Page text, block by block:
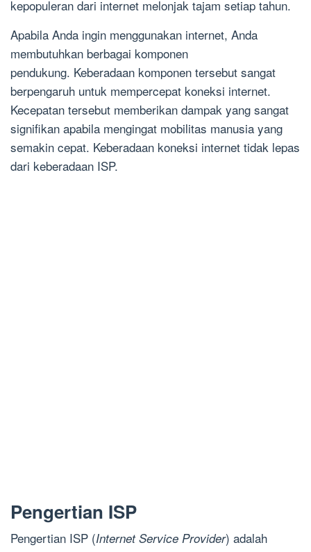
kepopuleran dari internet melonjak tajam setiap tahun.
Apabila Anda ingin menggunakan internet, Anda
membutuhkan berbagai komponen
pendukung. Keberadaan komponen tersebut sangat
berpengaruh untuk mempercepat koneksi internet.
Kecepatan tersebut memberikan dampak yang sangat
signifikan apabila mengingat mobilitas manusia yang
semakin cepat. Keberadaan koneksi internet tidak lepas
dari keberadaan ISP.
Pengertian ISP
Pengertian ISP (Internet Service Provider) adalah